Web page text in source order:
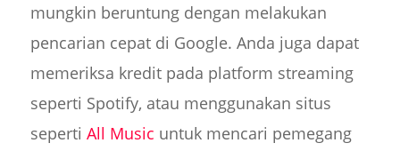
mungkin beruntung dengan melakukan
pencarian cepat di Google. Anda juga dapat
memeriksa kredit pada platform streaming
seperti Spotify, atau menggunakan situs
seperti All Music untuk mencari pemegang